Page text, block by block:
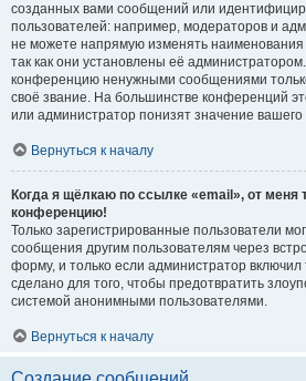
созданных вами сообщений или
пользователей: например, модераторов и
не можете напрямую изменять
так как они установлены её
конференцию ненужными сообщениями
своё звание. На большинстве конференций
или администратор понизят значение
Вернуться к началу
Когда я щёлкаю по ссылке «email», от меня
конференцию!
Только зарегистрированные пользователи
сообщения другим пользователям через
форму, и только если администратор
сделано для того, чтобы предотвратить
системой анонимными пользователями.
Вернуться к началу